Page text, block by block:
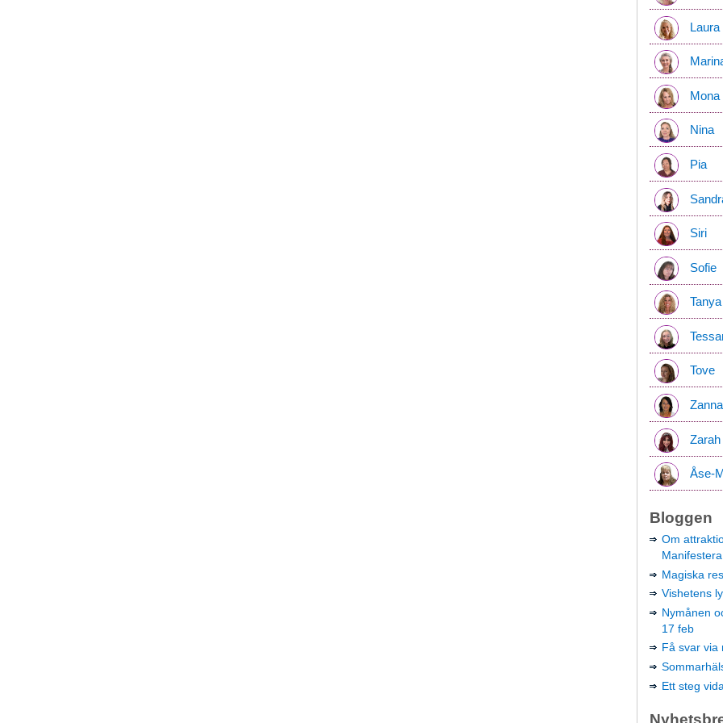
Laura
Mona
Nina
Pia
Siri
Sofie
Tanya
Tove
Zanna
Zarah
Åse-
Bloggen
Om
Magiska
Vishetens
Nymånen
17 feb
Få svar via
Ett steg